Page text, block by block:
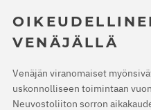
VENÄJÄLLÄ
Venäjän viranomaiset
uskonnolliseen toimintaan
Neuvostoliiton sorron